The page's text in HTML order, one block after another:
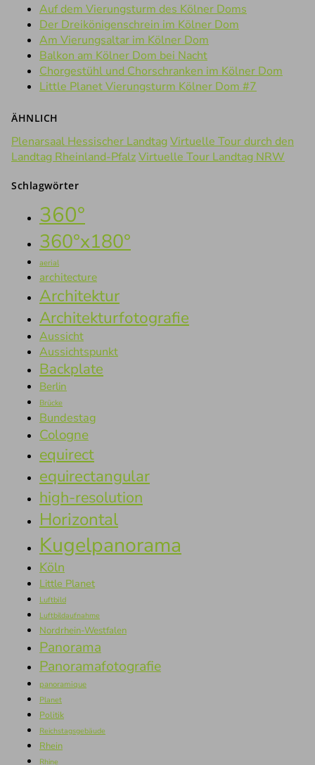
Auf dem Vierungsturm des Kölner Doms
Der Dreikönigenschrein im Kölner Dom
Am Vierungsaltar im Kölner Dom
Balkon am Kölner Dom bei Nacht
Chorgestühl und Chorschranken im Kölner Dom
Little Planet Vierungsturm Kölner Dom #7
ÄHNLICH
Plenarsaal Hessischer Landtag Virtuelle Tour durch den
Landtag Rheinland-PfalzVirtuelle Tour Landtag NRW
Schlagwörter
360°
360°x180°
aerial
architecture
Architektur
Architekturfotografie
Aussicht
Aussichtspunkt
Backplate
Berlin
Brücke
Bundestag
Cologne
equirect
equirectangular
high-resolution
Horizontal
Kugelpanorama
Köln
Little Planet
Luftbild
Luftbildaufnahme
Nordrhein-Westfalen
Panorama
Panoramafotografie
panoramique
Planet
Politik
Reichstagsgebäude
Rhein
Rhine